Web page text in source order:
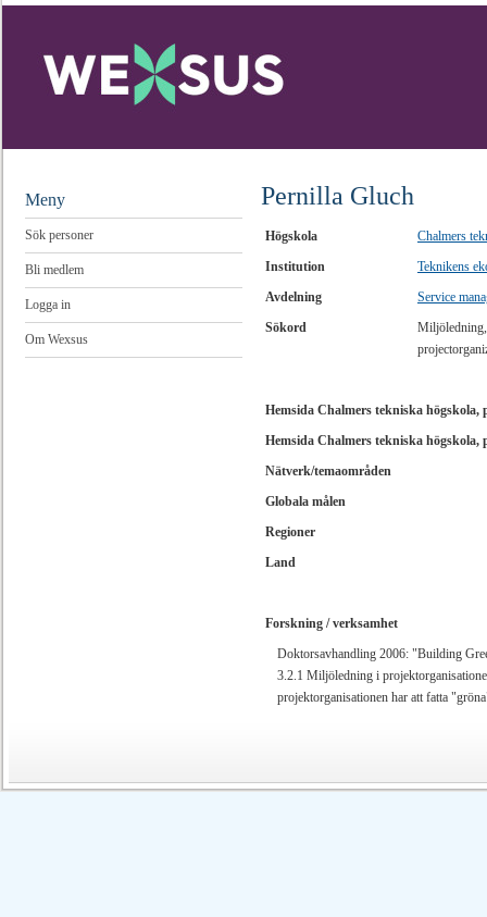
Meny
Sök personer
Bli medlem
Logga in
Om Wexsus
Pernilla Gluch
Högskola
Chalmers
Institution
Teknikens
Avdelning
Service
Sökord
Miljöledning,
Hemsida Chalmers tekniska högskola,
Hemsida Chalmers tekniska högskola,
Nätverk/temaområden
Globala målen
Regioner
Land
Forskning / verksamhet
Doktorsavhandling 2006: "Building
3.2.1 Miljöledning i
projektorganisationen har att fatta